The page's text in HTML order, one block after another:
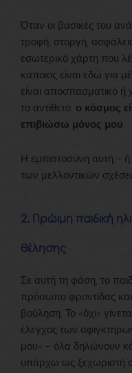
Όταν οι βασικές του
τροφή, στοργή,
εσωτερικό χάρτη που
κάποιος είναι εδώ για
είναι αποσπασματικό ή
το αντίθετο: ο κόσμος
επιβιώσω μόνος μου
Η εμπιστοσύνη αυτή – ή
των μελλοντικών
2. Πρώιμη παιδική
θέλησης
Σε αυτή τη φάση, το
πρόσωπο φροντίδας
βούληση. Το «όχι»
έλεγχος των
μου» – όλα δηλώνουν
υπάρχω ως ξεχωριστή